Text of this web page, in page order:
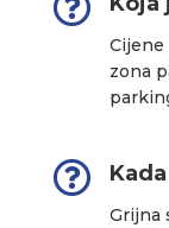
Cijene
zona

Grijna